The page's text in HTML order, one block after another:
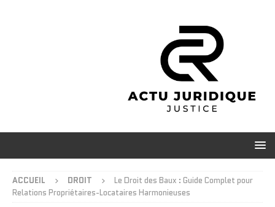
ACCUEIL DROIT
Le Droit des Baux : Guide Complet pour
Relations Propriétaires-Locataires Harmonieuses